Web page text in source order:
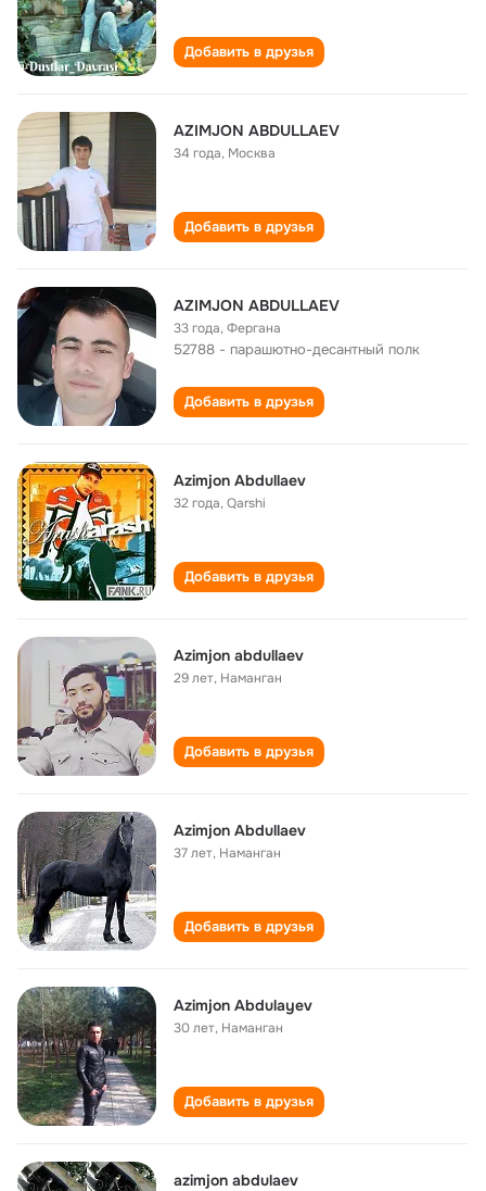
Добавить в друзья
AZIMJON ABDULLAEV
34 года, Москва
Добавить в друзья
AZIMJON ABDULLAEV
33 года,Фергана
52788 - парашютно-десантный полк
Добавить в друзья
Azimjon Abdullaev
32 года,Qarshi
Добавить в друзья
Azimjon abdullaev
29 лет, Наманган
Добавить в друзья
Azimjon Abdullaev
37 лет, Наманган
Добавить в друзья
Azimjon Abdulayev
30 лет, Наманган
Добавить в друзья
azimjon abdulaev